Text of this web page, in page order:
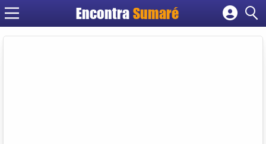
Encontra Sumaré
Cadastrar empresa